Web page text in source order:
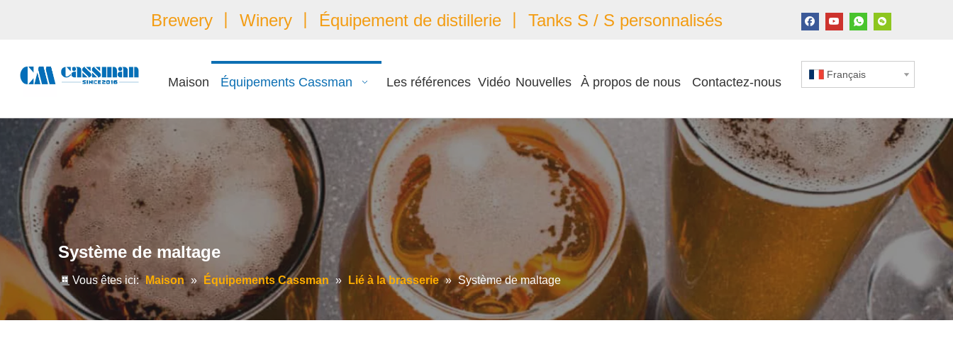
Brewery 丨 Winery 丨 Équipement de distillerie 丨 Tanks S / S personnalisés
Maison Équipements Cassman Les références Vidéo Nouvelles À propos de nous Contactez-nous
Français
Système de maltage
Vous êtes ici: Maison » Équipements Cassman » Lié à la brasserie » Système de maltage